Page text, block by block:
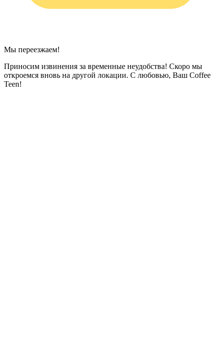
Мы переезжаем!
Приносим извинения за временные неудобства! Скоро мы
откроемся вновь на другой локации. С любовью, Ваш Coffee
Teen!